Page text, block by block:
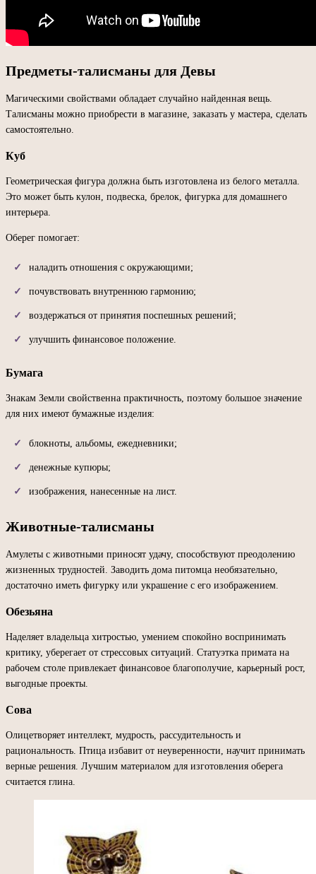
Предметы-талисманы для Девы
Магическими свойствами обладает случайно найденная вещь.
Талисманы можно приобрести в магазине, заказать у мастера, сделать
самостоятельно.
Куб
Геометрическая фигура должна быть изготовлена из белого металла.
Это может быть кулон, подвеска, брелок, фигурка для домашнего
интерьера.
Оберег помогает:
наладить отношения с окружающими;
почувствовать внутреннюю гармонию;
воздержаться от принятия поспешных решений;
улучшить финансовое положение.
Бумага
Знакам Земли свойственна практичность, поэтому большое значение
для них имеют бумажные изделия:
блокноты, альбомы, ежедневники;
денежные купюры;
изображения, нанесенные на лист.
Животные-талисманы
Амулеты с животными приносят удачу, способствуют преодолению
жизненных трудностей. Заводить дома питомца необязательно,
достаточно иметь фигурку или украшение с его изображением.
Обезьяна
Наделяет владельца хитростью, умением спокойно воспринимать
критику, уберегает от стрессовых ситуаций. Статуэтка примата на
рабочем столе привлекает финансовое благополучие, карьерный рост,
выгодные проекты.
Сова
Олицетворяет интеллект, мудрость, рассудительность и
рациональность. Птица избавит от неуверенности, научит принимать
верные решения. Лучшим материалом для изготовления оберега
считается глина.